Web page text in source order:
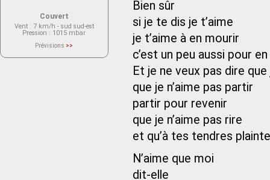
Bien sûr
si je te dis je t’aime
je t’aime à en mourir
c’est un peu aussi pour
Et je ne veux pas dire que
que je n’aime pas partir
partir pour revenir
que je n’aime pas rire
et qu’à tes tendres
N’aime que moi
dit-elle
Couvert
Vent : 7 km/h - sud sud-est
Pression : 1015 mbar
Prévisions >>
actuellement aucune prévision